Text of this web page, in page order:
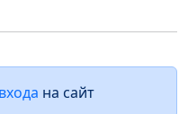
входа на сайт